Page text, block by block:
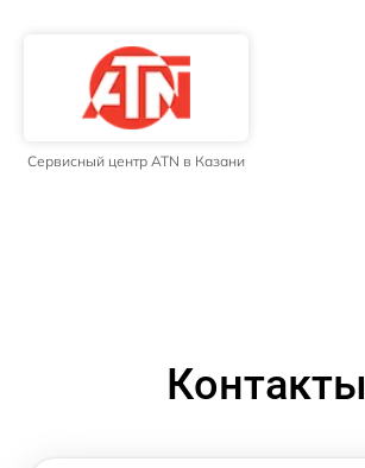
Сервисный центр ATN в Казани
Контакты